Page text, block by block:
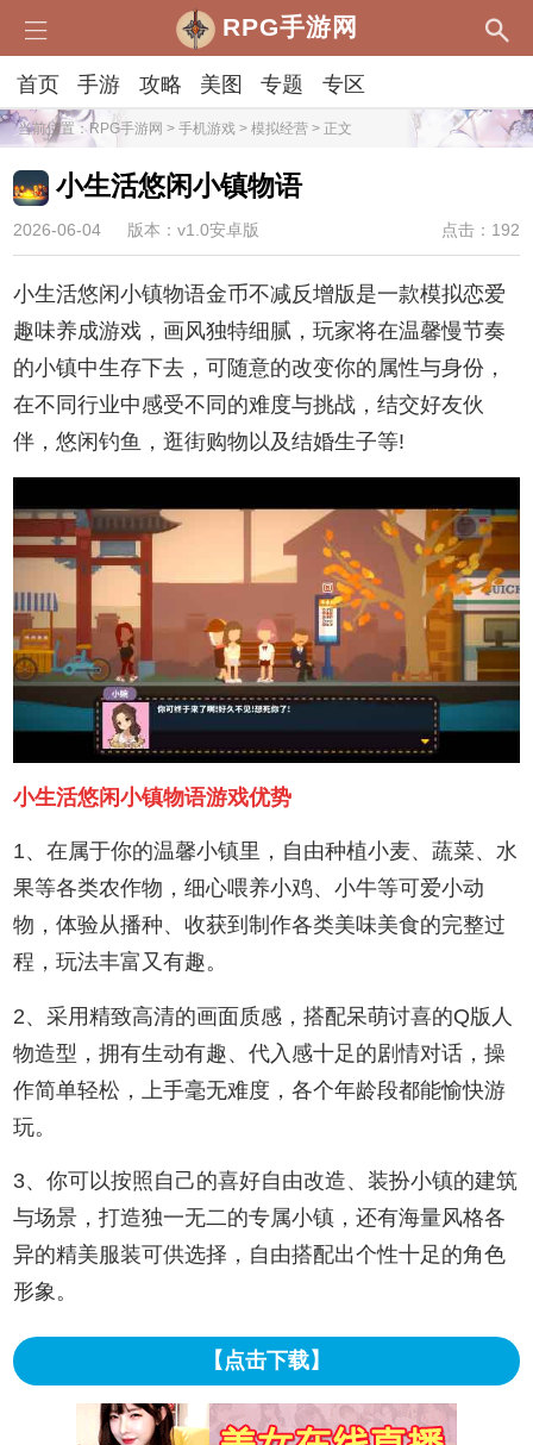
RPG手游网
首页 手游 攻略 美图 专题 专区
当前位置：RPG手游网 > 手机游戏 > 模拟经营 > 正文
小生活悠闲小镇物语
2026-06-04 版本：v1.0安卓版 点击：192
小生活悠闲小镇物语金币不减反增版是一款模拟恋爱
趣味养成游戏，画风独特细腻，玩家将在温馨慢节奏
的小镇中生存下去，可随意的改变你的属性与身份，
在不同行业中感受不同的难度与挑战，结交好友伙
伴，悠闲钓鱼，逛街购物以及结婚生子等!
小生活悠闲小镇物语游戏优势
1、在属于你的温馨小镇里，自由种植小麦、蔬菜、水
果等各类农作物，细心喂养小鸡、小牛等可爱小动
物，体验从播种、收获到制作各类美味美食的完整过
程，玩法丰富又有趣。
2、采用精致高清的画面质感，搭配呆萌讨喜的Q版人
物造型，拥有生动有趣、代入感十足的剧情对话，操
作简单轻松，上手毫无难度，各个年龄段都能愉快游
玩。
3、你可以按照自己的喜好自由改造、装扮小镇的建筑
与场景，打造独一无二的专属小镇，还有海量风格各
异的精美服装可供选择，自由搭配出个性十足的角色
形象。
【点击下载】